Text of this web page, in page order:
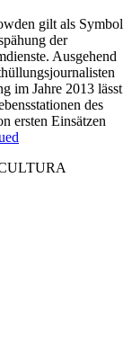
gilt als Symbol
der
Ausgehend
im Jahre 2013 lässt
des
ersten Einsätzen